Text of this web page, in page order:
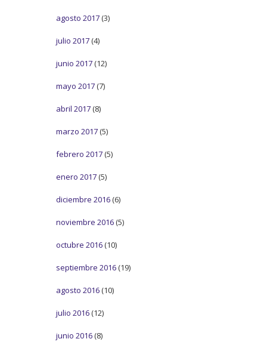
agosto 2017 (3)
julio 2017 (4)
junio 2017 (12)
mayo 2017 (7)
abril 2017 (8)
marzo 2017 (5)
febrero 2017 (5)
enero 2017 (5)
diciembre 2016 (6)
noviembre 2016 (5)
octubre 2016 (10)
septiembre 2016 (19)
agosto 2016 (10)
julio 2016 (12)
junio 2016 (8)